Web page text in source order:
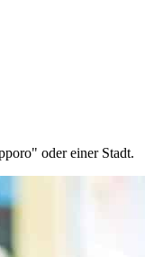
oder einer Stadt.